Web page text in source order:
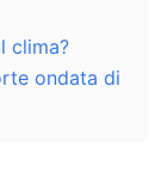
clima?
ondata di